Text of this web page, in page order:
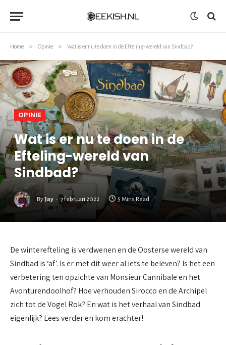
Home » Opinie » Wat is er nu te doen in de Efteling-wereld van Sindbad?
OPINIE
Wat is er nu te doen in de
Efteling-wereld van
Sindbad?
ByJay 7 februari 2022 5 Mins Read
De winterefteling is verdwenen en de Oosterse wereld van
Sindbad is ‘af’. Is er met dit weer al iets te beleven? Is het een
verbetering ten opzichte van Monsieur Cannibale en het
Avonturendoolhof? Hoe verhouden Sirocco en de Archipel
zich tot de Vogel Rok? En wat is het verhaal van Sindbad
eigenlijk? Lees verder en kom erachter!